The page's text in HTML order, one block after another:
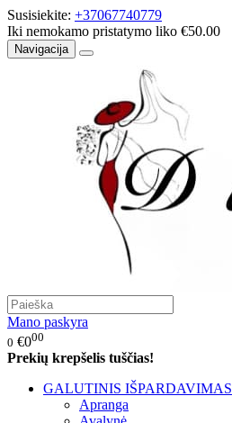
Susisiekite: +37067740779
Iki nemokamo pristatymo liko €50.00
Navigacija
Mano paskyra
0 €000
Prekių krepšelis tuščias!
GALUTINIS IŠPARDAVIMAS
Apranga